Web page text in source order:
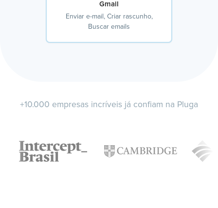
Gmail
Enviar e-mail, Criar rascunho,
Buscar emails
+10.000 empresas incríveis já confiam na Pluga